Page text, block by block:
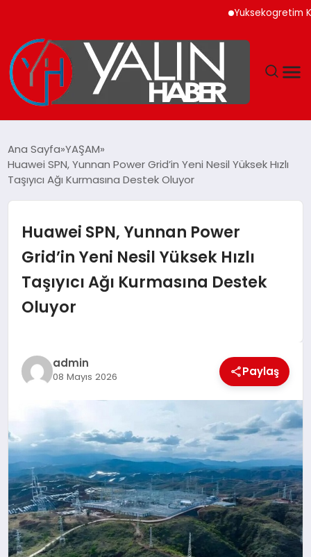
Yuksekogretim
YAŞAM
EĞİTİM
TEKNOLOJİ
SAĞLIK
Ana Sayfa YAŞAM
Huawei SPN, Yunnan Power Grid’in Yeni Nesil Yüksek Hızlı
Taşıyıcı Ağı Kurmasına Destek Oluyor
Huawei SPN, Yunnan Power
Grid’in Yeni Nesil Yüksek Hızlı
Taşıyıcı Ağı Kurmasına Destek
Oluyor
admin
08 Mayıs 2026 Paylaş